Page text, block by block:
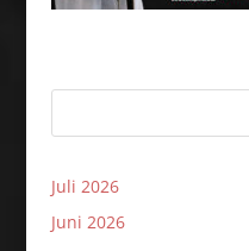
Juli 2026
Juni 2026